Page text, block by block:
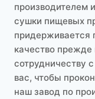
производителем
сушки пищевых
придерживается
качество прежде
сотрудничеству
вас, чтобы
наш завод по